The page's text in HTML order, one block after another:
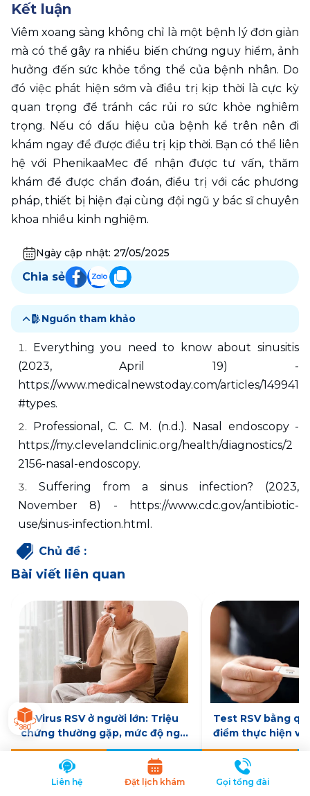
Kết luận
Viêm xoang sàng không chỉ là một bệnh lý đơn giản
mà có thể gây ra nhiều biến chứng nguy hiểm, ảnh
hưởng đến sức khỏe tổng thể của bệnh nhân. Do
đó việc phát hiện sớm và điều trị kịp thời là cực kỳ
quan trọng để tránh các rủi ro sức khỏe nghiêm
trọng. Nếu có dấu hiệu của bệnh kể trên nên đi
khám ngay để được điều trị kịp thời. Bạn có thể liên
hệ với PhenikaaMec để nhận được tư vấn, thăm
khám để được chẩn đoán, điều trị với các phương
pháp, thiết bị hiện đại cùng đội ngũ y bác sĩ chuyên
khoa nhiều kinh nghiệm.
Ngày cập nhật: 27/05/2025
Chia sẻ
Nguồn tham khảo
Everything you need to know about sinusitis
(2023, April 19) -
https://www.medicalnewstoday.com/articles/149941
#types.
Professional, C. C. M. (n.d.). Nasal endoscopy -
https://my.clevelandclinic.org/health/diagnostics/2
2156-nasal-endoscopy.
Suffering from a sinus infection? (2023,
November 8) - https://www.cdc.gov/antibiotic-
use/sinus-infection.html.
Chủ đề :
Bài viết liên quan
Virus RSV ở người lớn: Triệu
chứng thường gặp, mức độ nguy
hiểm và hướng điều trị
05/02/2026
Chi tiết
Test RSV bằng
điểm thực hiện
làm
05/02/2026
Liên hệ Đặt lịch khám Gọi tổng đài